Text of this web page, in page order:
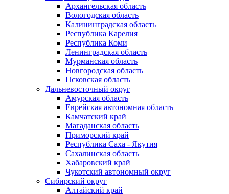
Архангельская область
Вологодская область
Калининградская область
Республика Карелия
Республика Коми
Ленинградская область
Мурманская область
Новгородская область
Псковская область
Дальневосточный округ
Амурская область
Еврейская автономная область
Камчатский край
Магаданская область
Приморский край
Республика Саха - Якутия
Сахалинская область
Хабаровский край
Чукотский автономный округ
Сибирский округ
Алтайский край